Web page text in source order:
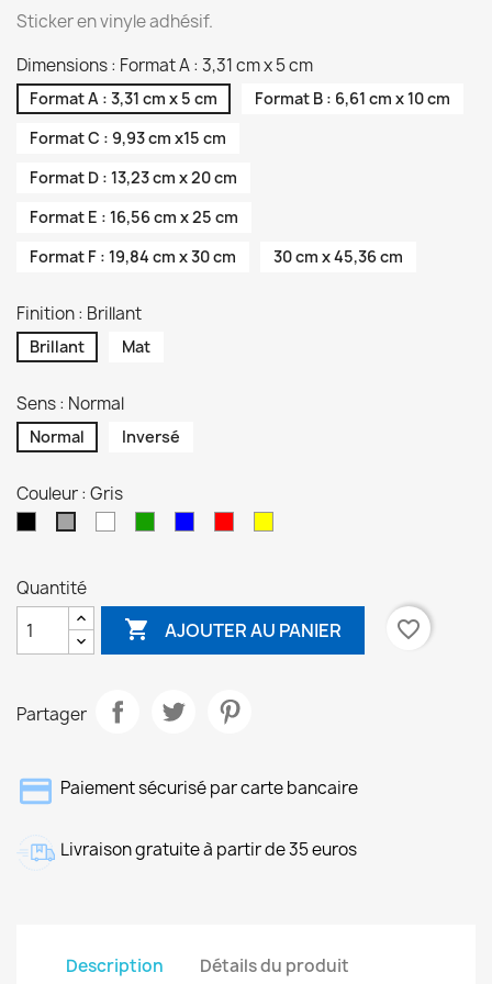
Sticker en vinyle adhésif.
Dimensions : Format A : 3,31 cm x 5 cm
Format A : 3,31 cm x 5 cm
Format B : 6,61 cm x 10 cm
Format C : 9,93 cm x15 cm
Format D : 13,23 cm x 20 cm
Format E : 16,56 cm x 25 cm
Format F : 19,84 cm x 30 cm
30 cm x 45,36 cm
Finition : Brillant
Brillant Mat
Sens : Normal
Normal Inversé
Couleur : Gris
Quantité
 AJOUTER AU PANIER favorite_border
Partager
Paiement sécurisé par carte bancaire
Livraison gratuite à partir de 35 euros
Description Détails du produit